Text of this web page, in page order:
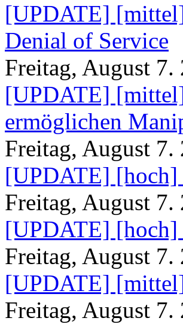
[UPDATE]
Denial of Service
Freitag, August 7.
[UPDATE]
ermöglichen
Freitag, August 7.
[UPDATE] [hoch]
Freitag, August 7.
[UPDATE] [hoch]
Freitag, August 7.
[UPDATE]
Freitag, August 7.